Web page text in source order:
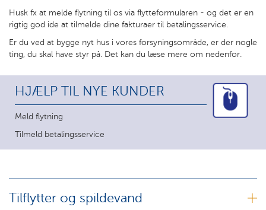
Husk fx at melde flytning til os via flytteformularen - og det er en
rigtig god ide at tilmelde dine fakturaer til betalingsservice.
Er du ved at bygge nyt hus i vores forsyningsområde, er der nogle
ting, du skal have styr på. Det kan du læse mere om nedenfor.
HJÆLP TIL NYE KUNDER
Meld flytning
Tilmeld betalingsservice
Tilflytter og spildevand